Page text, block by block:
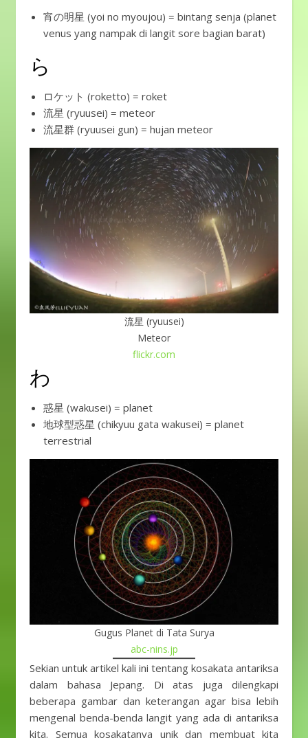
宵の明星 (yoi no myoujou) = bintang senja (planet
venus yang nampak di langit sore bagian barat)
ら
ロケット (roketto) = roket
流星 (ryuusei) = meteor
流星群 (ryuusei gun) = hujan meteor
流星 (ryuusei)
Meteor
flickr.com
わ
惑星 (wakusei) = planet
地球型惑星 (chikyuu gata wakusei) = planet
terrestrial
Gugus Planet di Tata Surya
abc-nins.jp
Sekian untuk artikel kali ini tentang kosakata antariksa
dalam bahasa Jepang. Di atas juga dilengkapi
beberapa gambar dan keterangan agar bisa lebih
mengenal benda-benda langit yang ada di antariksa
kita. Semua kosakatanya unik dan membuat kita